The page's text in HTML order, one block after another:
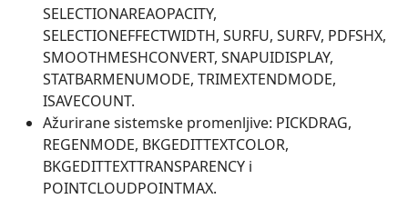
SELECTIONAREAOPACITY,
SELECTIONEFFECTWIDTH, SURFU, SURFV, PDFSHX,
SMOOTHMESHCONVERT, SNAPUIDISPLAY,
STATBARMENUMODE, TRIMEXTENDMODE,
ISAVECOUNT.
Ažurirane sistemske promenljive: PICKDRAG,
REGENMODE, BKGEDITTEXTCOLOR,
BKGEDITTEXTTRANSPARENCY i
POINTCLOUDPOINTMAX.